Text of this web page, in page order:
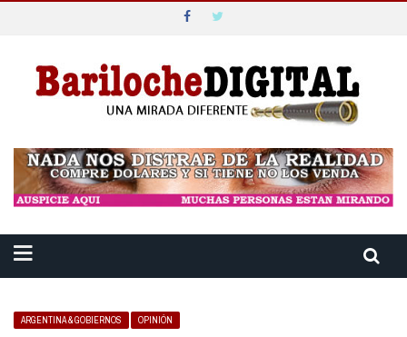
ARGENTINA & GOBIERNOS OPINIÓN